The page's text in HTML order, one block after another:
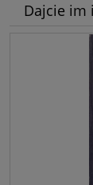
Dajcie im